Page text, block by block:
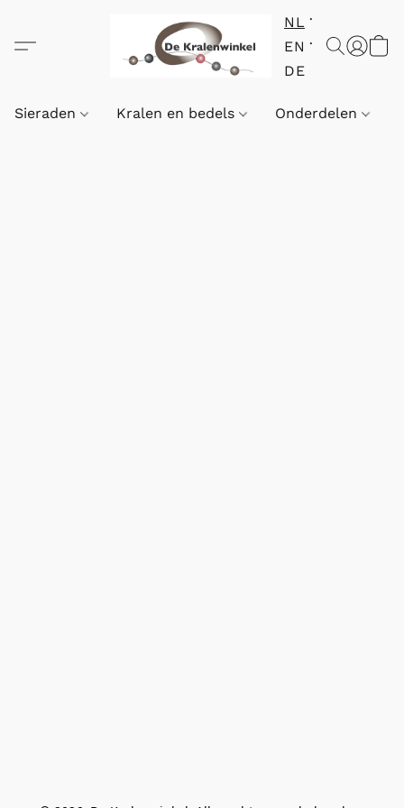
NL
EN
DE
Sieraden Kralen en bedels Onderdelen